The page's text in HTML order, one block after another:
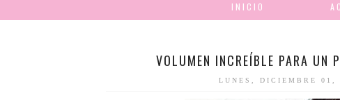
INICIO
VOLUMEN INCREÍBLE PARA UN
LUNES, DICIEMBRE 01,